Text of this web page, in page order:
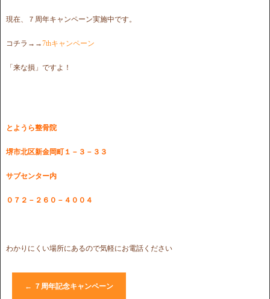
現在、７周年キャンペーン実施中です。
コチラ→→7thキャンペーン
「来な損」ですよ！
とようら整骨院
堺市北区新金岡町１－３－３３
サブセンター内
０７２－２６０－４００４
わかりにくい場所にあるので気軽にお電話ください
← ７周年記念キャンペーン